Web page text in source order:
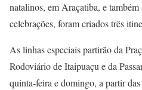
natalinos, em Araçatiba, e também
celebrações, foram criados três
As linhas especiais partirão da
Rodoviário de Itaipuaçu e da
quinta-feira e domingo, a partir